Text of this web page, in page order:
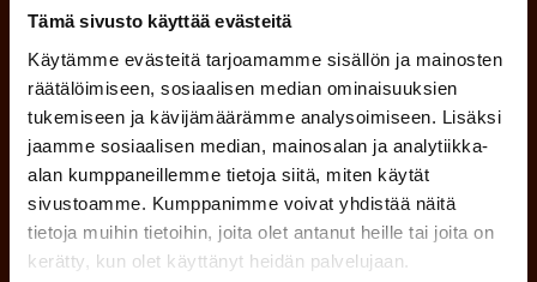
Tämä sivusto käyttää evästeitä
Käytämme evästeitä tarjoamamme sisällön ja mainosten
räätälöimiseen, sosiaalisen median ominaisuuksien
tukemiseen ja kävijämäärämme analysoimiseen. Lisäksi
jaamme sosiaalisen median, mainosalan ja analytiikka-
alan kumppaneillemme tietoja siitä, miten käytät
sivustoamme. Kumppanimme voivat yhdistää näitä
tietoja muihin tietoihin, joita olet antanut heille tai joita on
kerätty, kun olet käyttänyt heidän palvelujaan.
n
e
n
)
l
l
i
n
e
n
)
a
k
o
l
l
i
n
Mikä tai mitkä näistä kuvaavat sinua
parhaiten?
LUOTTAMUSMIES
TYÖSUOJELUVALTUUTETTU
TÖISSÄ AMMATTILIITOSSA